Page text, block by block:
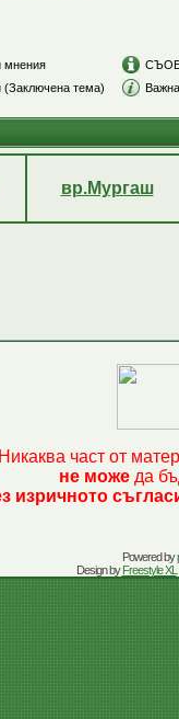
мнения
(Заключена тема)
вр.Мургаш
Никаква част от
не може да
изричното
Powered by
Design byFreestyle XL